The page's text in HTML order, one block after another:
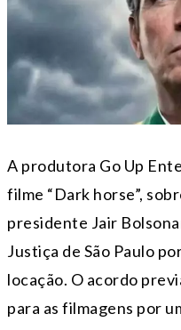
A produtora Go Up
filme “Dark horse”,
presidente Jair
Justiça de São Paulo
locação. O acordo
para as filmagens por